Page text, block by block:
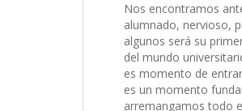
Nos encontramos
alumnado, nervioso,
algunos será su
del mundo
es momento de
es un momento
arremangamos todo